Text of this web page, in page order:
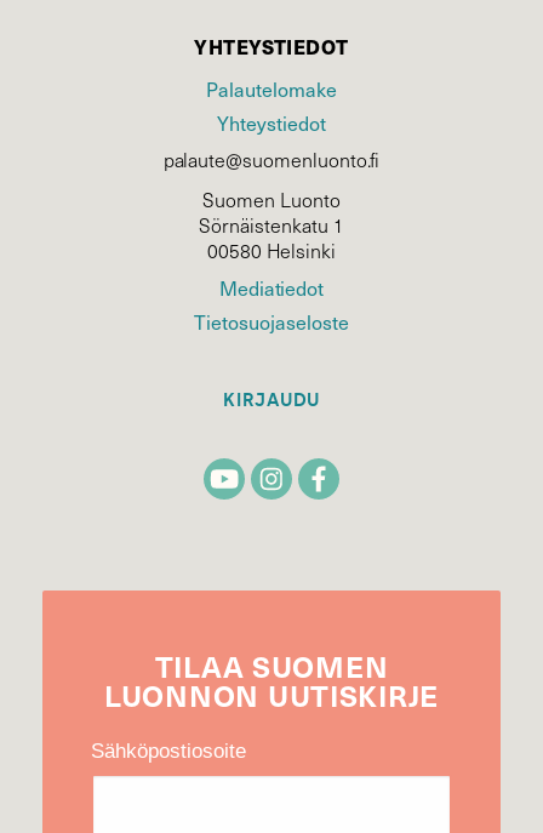
YHTEYSTIEDOT
Palautelomake
Yhteystiedot
palaute@suomenluonto.fi
Suomen Luonto
Sörnäistenkatu 1
00580 Helsinki
Mediatiedot
Tietosuojaseloste
KIRJAUDU
TILAA SUOMEN
LUONNON UUTIS­KIRJE
Sähköpostiosoite